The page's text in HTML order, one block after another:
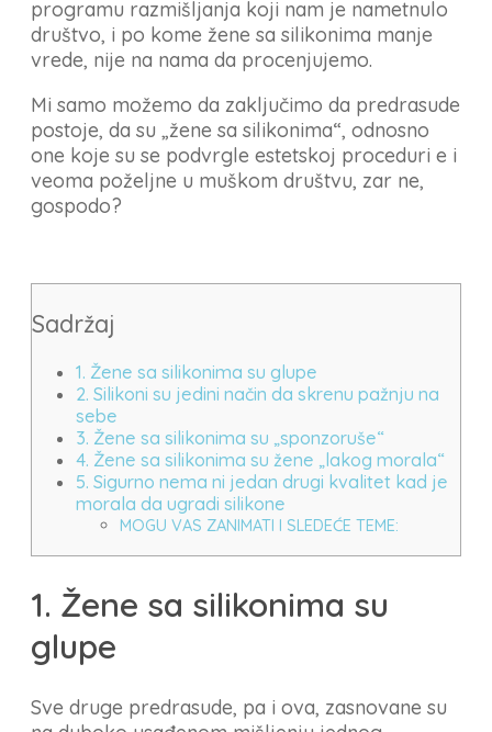
programu razmišljanja koji nam je nametnulo
društvo, i po kome žene sa silikonima manje
vrede, nije na nama da procenjujemo.
Mi samo možemo da zaključimo da predrasude
postoje, da su „žene sa silikonima“, odnosno
one koje su se podvrgle estetskoj proceduri e i
veoma poželjne u muškom društvu, zar ne,
gospodo?
Sadržaj
1. Žene sa silikonima su glupe
2. Silikoni su jedini način da skrenu pažnju na
sebe
3. Žene sa silikonima su „sponzoruše“
4. Žene sa silikonima su žene „lakog morala“
5. Sigurno nema ni jedan drugi kvalitet kad je
morala da ugradi silikone
MOGU VAS ZANIMATI I SLEDEĆE TEME:
1. Žene sa silikonima su
glupe
Sve druge predrasude, pa i ova, zasnovane su